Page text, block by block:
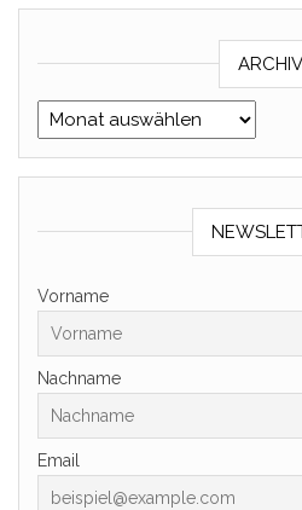
ARCHIV
Archiv
Vorname
Nachname
Email